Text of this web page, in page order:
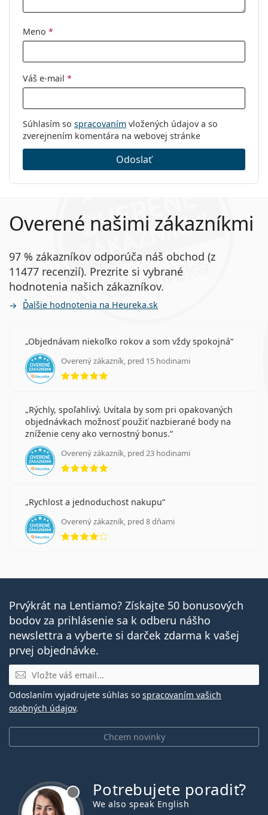
Meno *
Váš e-mail *
Súhlasím so spracovaním vložených údajov a so
zverejnením komentára na webovej stránke
Odoslať
Overené našimi zákazníkmi
97 % zákazníkov odporúča náš obchod (z
11477 recenzií). Prezrite si vybrané
hodnotenia našich zákazníkov.
Ďalšie hodnotenia na Heureka.sk
Objednávam niekoľko rokov a som vždy spokojná
Overený zákazník, pred 15 hodinami
hodnotenie 5 z 5
Rýchly, spoľahlivý. Uvítala by som pri opakovaných
objednávkach možnosť použiť nazbierané body na
zníženie ceny ako vernostný bonus.
Overený zákazník, pred 23 hodinami
hodnotenie 5 z 5
Rychlost a jednoduchost nakupu
Overený zákazník, pred 8 dňami
hodnotenie 4 z 5
Prvýkrát na Lentiamo? Získajte 50 bonusových
bodov za prihlásenie sa k odberu nášho
newslettra a vyberte si darček zdarma k vašej
prvej objednávke.
E-mail
Chcem novinky
Odoslaním vyjadrujete súhlas so spracovaním vašich
osobných údajov.
Potrebujete poradiť?
We also speak English